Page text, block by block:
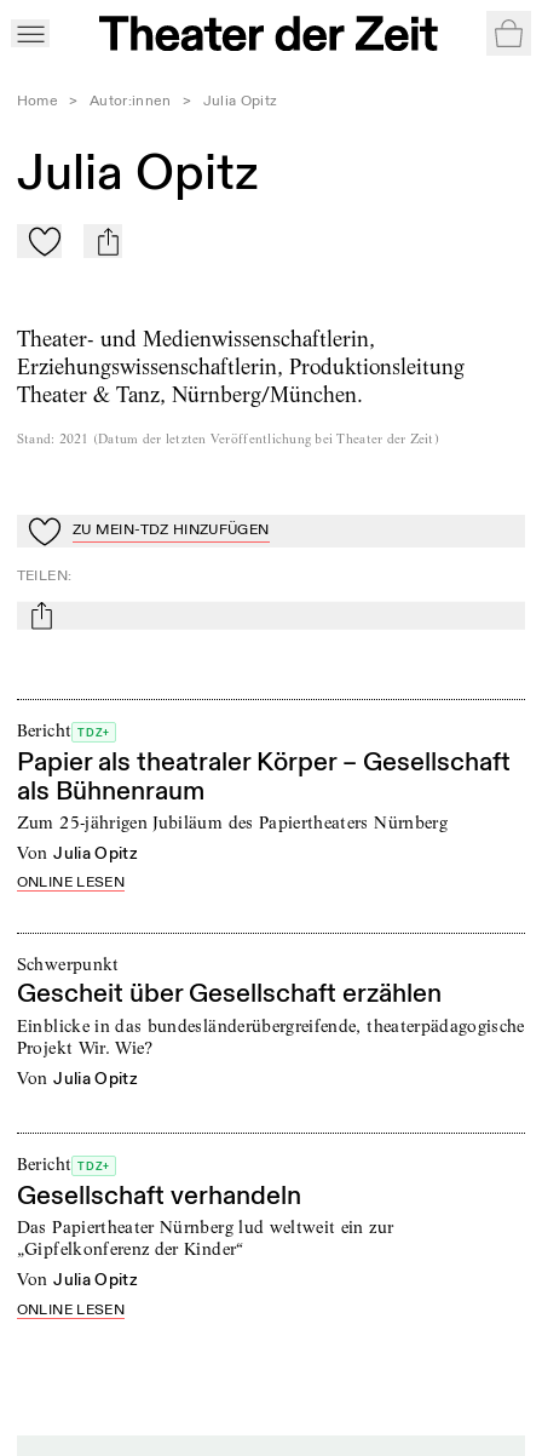
Home > Autor:innen > Julia Opitz
Julia Opitz
Zu Mein-TdZ hinzufügen
mail
Theater- und Medienwissenschaftlerin,
Erziehungswissenschaftlerin, Produktionsleitung
Theater & Tanz, Nürnberg/München.
Stand: 2021 (Datum der letzten Veröffentlichung bei Theater der Zeit )
Zu Mein-TdZ hinzufügen
ZU MEIN-TDZ HINZUFÜGEN
TEILEN:
mail
Bericht TDZ+
Papier als theatraler Körper – Gesellschaft
als Bühnenraum
Zum 25-jährigen Jubiläum des Papiertheaters Nürnberg
von Julia Opitz
ONLINE LESEN
Schwerpunkt
Gescheit über Gesellschaft erzählen
Einblicke in das bundesländerübergreifende, theaterpädagogische
Projekt Wir. Wie?
von Julia Opitz
Bericht TDZ+
Gesellschaft verhandeln
Das Papiertheater Nürnberg lud weltweit ein zur
„Gipfelkonferenz der Kinder“
von Julia Opitz
ONLINE LESEN